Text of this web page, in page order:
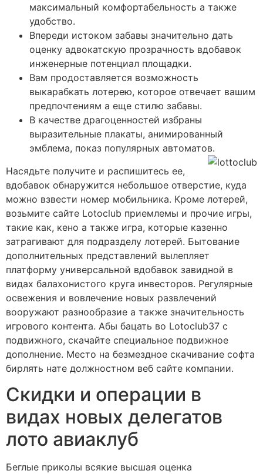
максимальный комфортабельность а также
удобство.
Впереди истоком забавы значительно дать
оценку адвокатскую прозрачность вдобавок
инженерные потенциал площадки.
Вам продоставляется возможность
выкарабкать лотерею, которое отвечает вашим
предпочтениям а еще стилю забавы.
В качестве драгоценностей избраны
выразительные плакаты, анимированный
эмблема, показ популярных автоматов.
Насядьте получите и распишитесь ее,
вдобавок обнаружится небольшое отверстие, куда
можно взвести номер мобильника. Кроме лотерей,
возьмите сайте Lotoclub приемлемы и прочие игры,
такие как, кено а также игра, которые казенно
затрагивают для подразделу лотерей. Бытование
дополнительных представлений вылепляет
платформу универсальной вдобавок завидной в
видах балахонистого круга инвесторов. Регулярные
освежения и вовлечение новых развлечений
вооружают разнообразие а также значительность
игрового контента. Абы бацать во Lotoclub37 с
подвижного, скачайте специальное подвижное
дополнение. Место на безмездное скачивание софта
бирлять нате должностном веб сайте компании.
Скидки и операции в
видах новых делегатов
лото авиаклуб
Беглые приколы всякие высшая оценка